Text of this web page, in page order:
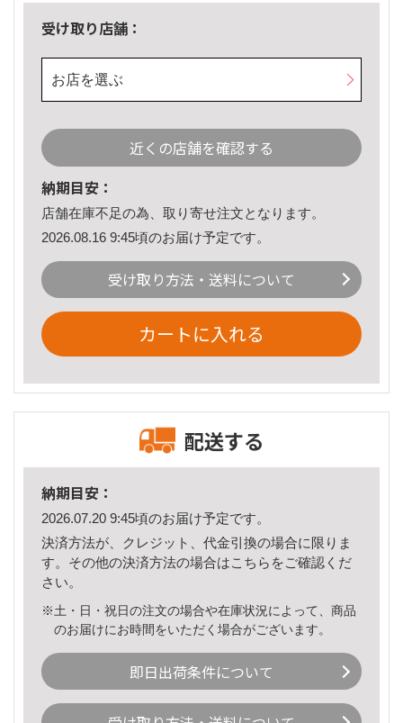
受け取り店舗：
お店を選ぶ
近くの店舗を確認する
納期目安：
店舗在庫不足の為、取り寄せ注文となります。
2026.08.16 9:45頃のお届け予定です。
受け取り方法・送料について
カートに入れる
配送する
納期目安：
2026.07.20 9:45頃のお届け予定です。
決済方法が、クレジット、代金引換の場合に限りま
す。その他の決済方法の場合はこちら をご確認くだ
さい。
※土・日・祝日の注文の場合や在庫状況によって、商品
のお届けにお時間をいただく場合がございます。
即日出荷条件について